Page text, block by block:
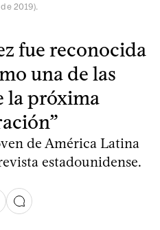
2019).
fue reconocida
una de las
la próxima
de América Latina
estadounidense.